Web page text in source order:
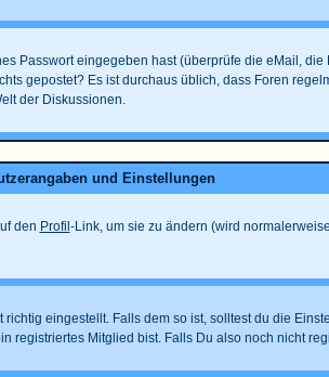
Passwort eingegeben hast (überprüfe die eMail,
gepostet? Es ist durchaus üblich, dass Foren
der Diskussionen.
und Einstellungen
den Profil -Link, um sie zu ändern (wird
eingestellt. Falls dem so ist, solltest du die
Mitglied bist. Falls Du also noch nicht